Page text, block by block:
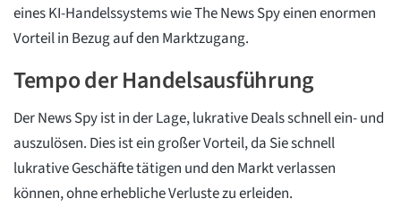
eines KI-Handelssystems wie The News Spy einen enormen
Vorteil in Bezug auf den Marktzugang.
Tempo der Handelsausführung
Der News Spy ist in der Lage, lukrative Deals schnell ein- und
auszulösen. Dies ist ein großer Vorteil, da Sie schnell
lukrative Geschäfte tätigen und den Markt verlassen
können, ohne erhebliche Verluste zu erleiden.